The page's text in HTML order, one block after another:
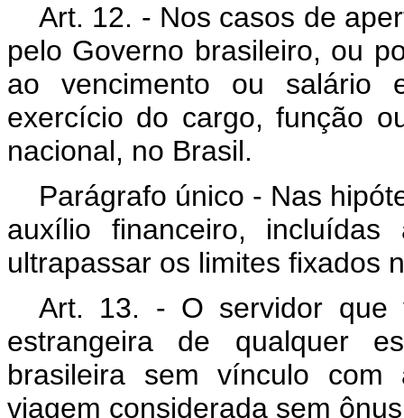
Art. 12. - Nos casos de
pelo Governo brasileiro, ou
ao vencimento ou salário
exercício do cargo, função
nacional, no Brasil.
Parágrafo único - Nas
auxílio financeiro, incluídas
ultrapassar os limites fixados
Art. 13. - O servidor que
estrangeira de qualquer
brasileira sem vínculo com
viagem considerada sem